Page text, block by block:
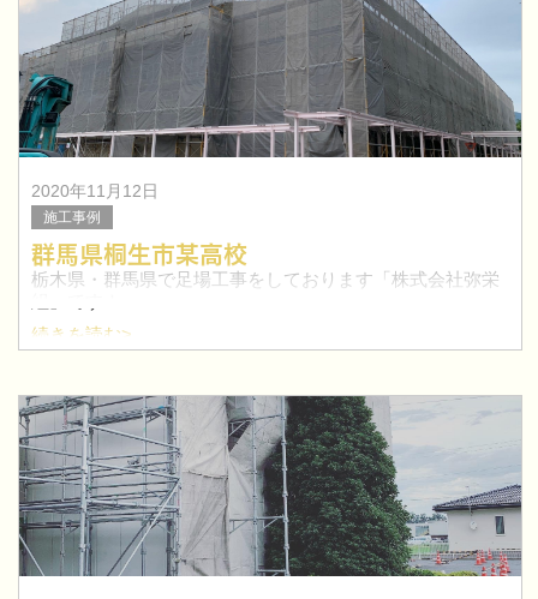
2020年11月12日
施工事例
群馬県桐生市某高校
栃木県・群馬県で足場工事をしております「株式会社弥栄
今回は、群馬県桐生市某高校の外部足場工事を行いまし
続きを読む>